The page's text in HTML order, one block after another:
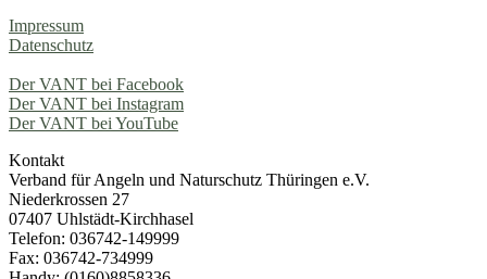
Impressum
Datenschutz
Der VANT bei Facebook
Der VANT bei Instagram
Der VANT bei YouTube
Kontakt
Verband für Angeln und Naturschutz Thüringen e.V.
Niederkrossen 27
07407 Uhlstädt-Kirchhasel
Telefon: 036742-149999
Fax: 036742-734999